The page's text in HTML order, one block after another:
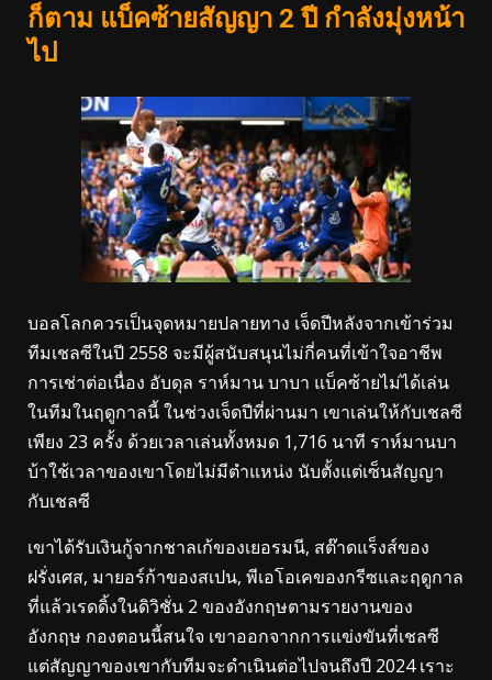
ก็ตาม แบ็คซ้ายสัญญา 2 ปี กำลังมุ่งหน้า
ไป
บอลโลกควรเป็นจุดหมายปลายทาง เจ็ดปีหลังจากเข้าร่วม
ทีมเชลซีในปี 2558 จะมีผู้สนับสนุนไม่กี่คนที่เข้าใจอาชีพ
การเช่าต่อเนื่อง อับดุล ราห์มาน บาบา แบ็คซ้ายไม่ได้เล่น
ในทีมในฤดูกาลนี้ ในช่วงเจ็ดปีที่ผ่านมา เขาเล่นให้กับเชลซี
เพียง 23 ครั้ง ด้วยเวลาเล่นทั้งหมด 1,716 นาที ราห์มานบา
บ้าใช้เวลาของเขาโดยไม่มีตำแหน่ง นับตั้งแต่เซ็นสัญญา
กับเชลซี
เขาได้รับเงินกู้จากชาลเก้ของเยอรมนี, สต๊าดแร็งส์ของ
ฝรั่งเศส, มายอร์ก้าของสเปน, พีเอโอเคของกรีซและฤดูกาล
ที่แล้วเรดดิ้งในดิวิชั่น 2 ของอังกฤษตามรายงานของ
อังกฤษ กองตอนนี้สนใจ เขาออกจากการแข่งขันที่เชลซี
แต่สัญญาของเขากับทีมจะดำเนินต่อไปจนถึงปี 2024 เราะ